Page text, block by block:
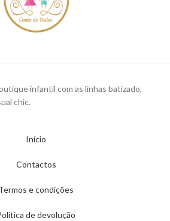
infantil com as linhas batizado,
chic.
Início
Contactos
e condições
de devolução